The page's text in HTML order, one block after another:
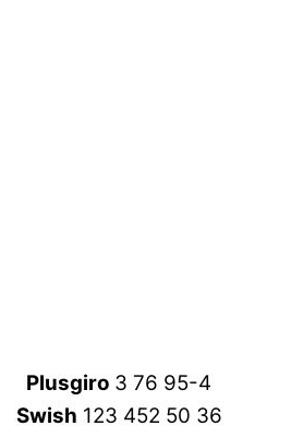
Plusgiro 3 76 95-4
Swish 123 452 50 36